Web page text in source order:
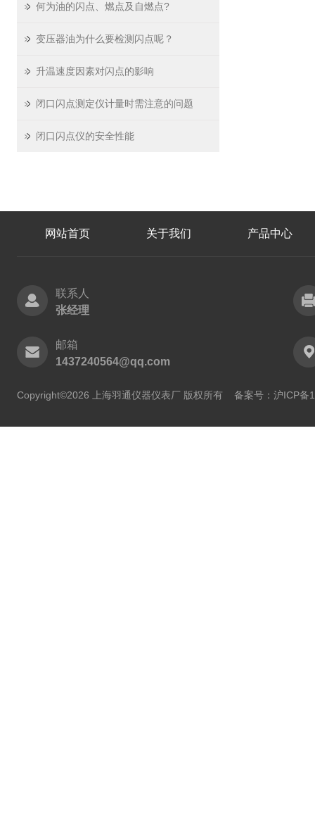
何为油的闪点、燃点及自燃点?
变压器油为什么要检测闪点呢？
升温速度因素对闪点的影响
闭口闪点测定仪计量时需注意的问题
闭口闪点仪的安全性能
网站首页 关于我们 产品中心
联系人
张经理
邮箱
1437240564@qq.com
Copyright©2026 上海羽通仪器仪表厂 版权所有 备案号：沪ICP备